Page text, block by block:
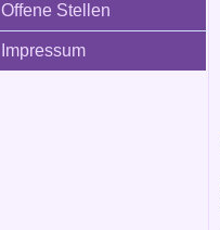
Offene Stellen
Impressum